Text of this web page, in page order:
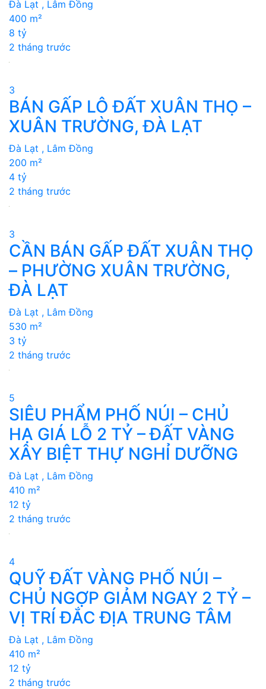
Đà Lạt , Lâm Đồng
400 m²
8 tỷ
2 tháng trước
3
BÁN GẤP LÔ ĐẤT XUÂN THỌ –
XUÂN TRƯỜNG, ĐÀ LẠT
Đà Lạt , Lâm Đồng
200 m²
4 tỷ
2 tháng trước
3
CẦN BÁN GẤP ĐẤT XUÂN THỌ
– PHƯỜNG XUÂN TRƯỜNG,
ĐÀ LẠT
Đà Lạt , Lâm Đồng
530 m²
3 tỷ
2 tháng trước
5
SIÊU PHẨM PHỐ NÚI – CHỦ
HẠ GIÁ LỖ 2 TỶ – ĐẤT VÀNG
XÂY BIỆT THỰ NGHỈ DƯỠNG
Đà Lạt , Lâm Đồng
410 m²
12 tỷ
2 tháng trước
4
QUỸ ĐẤT VÀNG PHỐ NÚI –
CHỦ NGỢP GIẢM NGAY 2 TỶ –
VỊ TRÍ ĐẮC ĐỊA TRUNG TÂM
Đà Lạt , Lâm Đồng
410 m²
12 tỷ
2 tháng trước